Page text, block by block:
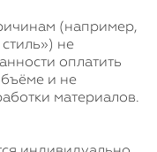
(например,
не
оплатить
и не
материалов.